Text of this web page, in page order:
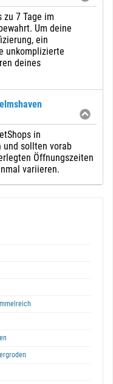
zu 7 Tage im
Um deine
ein
unkomplizierte
deines
in
und sollten vorab
Öffnungszeiten
variieren.